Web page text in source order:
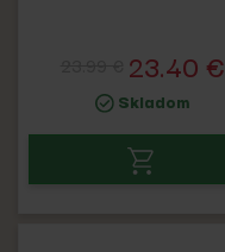
23.40 €
Skladom